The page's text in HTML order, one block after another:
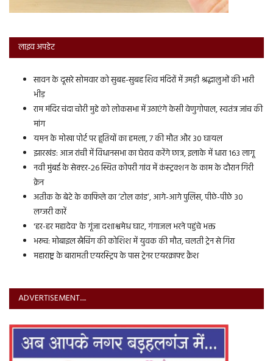
लाइव अपडेट
सावन के दूसरे सोमवार को सुबह-सुबह शिव मंदिरों में उमड़ी श्रद्धालुओं की भारी
भीड़
राम मंदिर चंदा चोरी मुद्दे को लोकसभा में उठाएंगे केसी वेणुगोपाल, स्वतंत्र जांच की
मांग
यमन के मोखा पोर्ट पर हूतियों का हमला, 7 की मौत और 30 घायल
झारखंड: आज रांची में विधानसभा का घेराव करेंगे छात्र, इलाके में धारा 163 लागू
नवी मुंबई के सेक्टर-26 स्थित कोपरी गांव में कंस्ट्रक्शन के काम के दौरान गिरी
क्रेन
अतीक के बेटे के काफिले का ‘टोल कांड’, आगे-आगे पुलिस, पीछे-पीछे 30
लग्जरी कारें
'हर-हर महादेव' के गूंजा दशाश्वमेध घाट, गंगाजल भरने पहुंचे भक्त
भरूच: मोबाइल स्नैचिंग की कोशिश में युवक की मौत, चलती ट्रेन से गिरा
महाराष्ट्र के बारामती एयरस्ट्रिप के पास ट्रेनर एयरक्राफ्ट क्रैश
ADVERTISEMENT.....